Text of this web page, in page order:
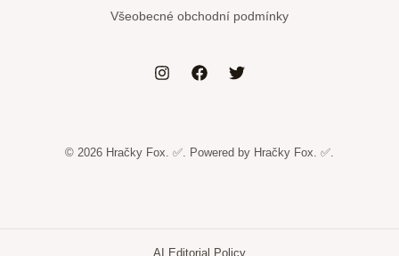
Všeobecné obchodní podmínky
© 2026 Hračky Fox. ✅. Powered by Hračky Fox. ✅.
AI Editorial Policy